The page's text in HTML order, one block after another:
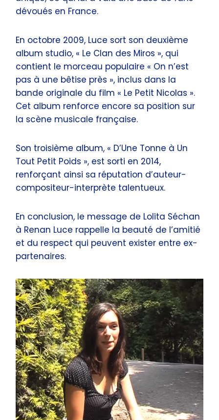
dévoués en France.
En octobre 2009, Luce sort son deuxième
album studio, « Le Clan des Miros », qui
contient le morceau populaire « On n’est
pas à une bêtise près », inclus dans la
bande originale du film « Le Petit Nicolas ».
Cet album renforce encore sa position sur
la scène musicale française.
Son troisième album, « D’Une Tonne à Un
Tout Petit Poids », est sorti en 2014,
renforçant ainsi sa réputation d’auteur-
compositeur-interprète talentueux.
En conclusion, le message de Lolita Séchan
à Renan Luce rappelle la beauté de l’amitié
et du respect qui peuvent exister entre ex-
partenaires.